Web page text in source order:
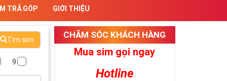
TRẢ GÓP GIỚI THIỆU
Tìm sim
9
CHĂM SÓC KHÁCH HÀNG
Mua sim gọi ngay
Hotline